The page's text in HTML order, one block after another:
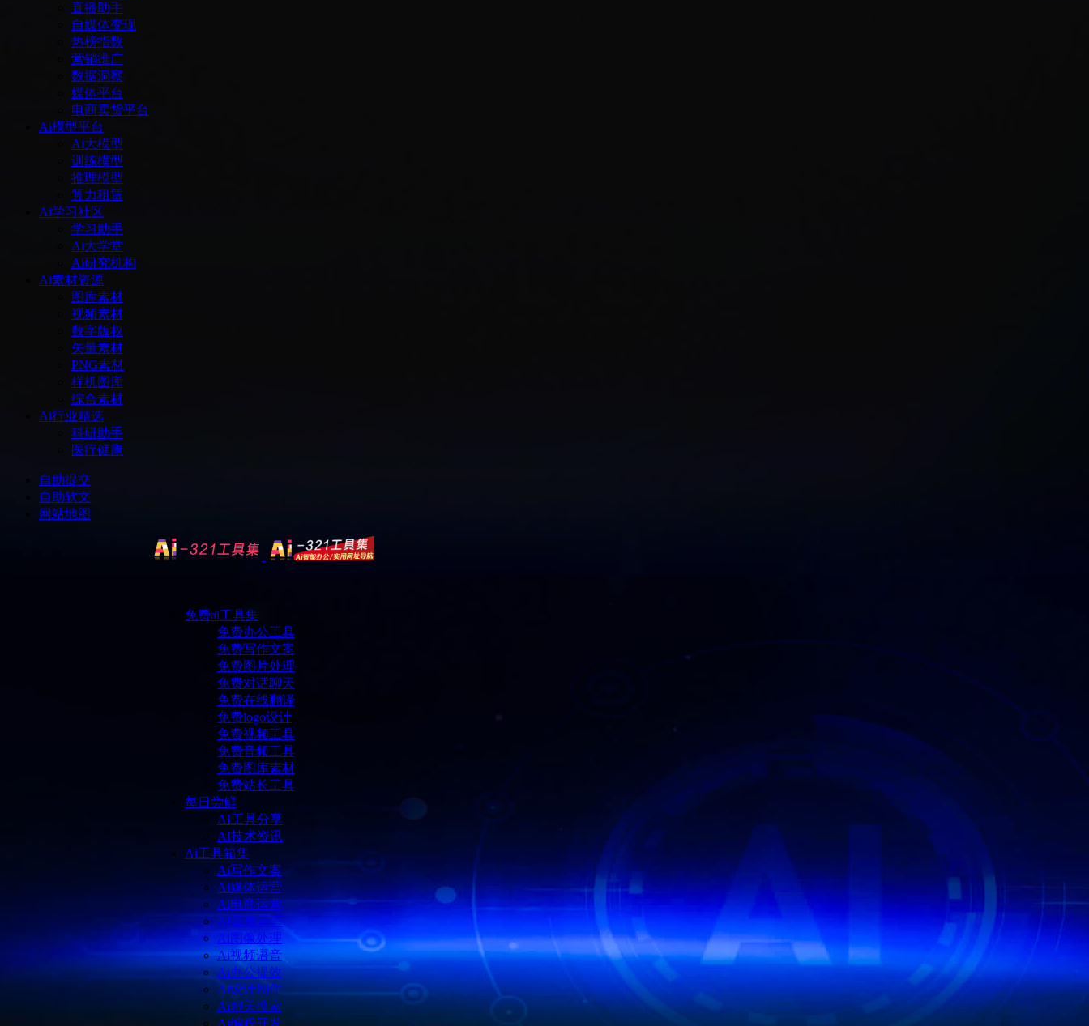
直播助手
自媒体变现
热榜指数
营销推广
数据洞察
媒体平台
电商卖货平台
Ai模型平台
Ai大模型
训练模型
推理模型
算力租赁
Ai学习社区
学习助手
Ai大学堂
Ai研究机构
Ai素材资源
图库素材
视频素材
数字版权
矢量素材
PNG素材
样机图库
综合素材
Ai行业精选
科研助手
医疗健康
自助提交
自助软文
网站地图
免费ai工具集
免费办公工具
免费写作文案
免费图片处理
免费对话聊天
免费在线翻译
免费logo设计
免费视频工具
免费音频工具
免费图库素材
免费站长工具
每日尝鲜
AI工具分享
AI技术资讯
Ai工具箱集
Ai写作文案
Ai媒体运营
Ai电商运营
AI直播运营
Ai图像处理
Ai视频语音
Ai办公提效
Ai设计制作
Ai聊天搜索
Ai编程开发